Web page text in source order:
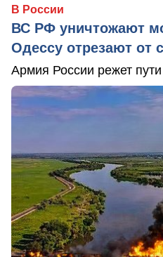
В России
ВС РФ уничтожают
Одессу отрезают от
Армия России режет